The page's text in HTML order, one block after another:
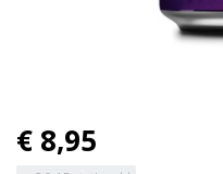
€ 8,95